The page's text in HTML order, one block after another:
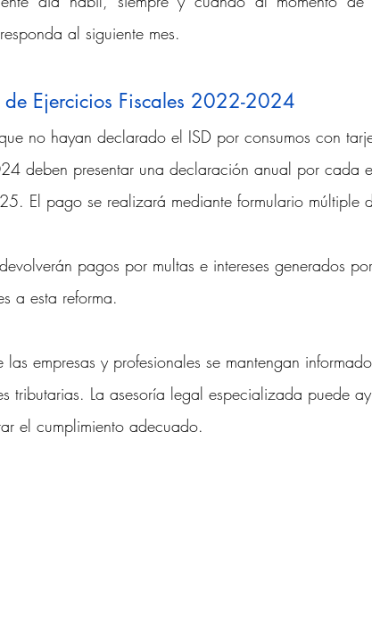
al siguiente mes.
de Ejercicios Fiscales 2022-2024
no hayan declarado el ISD por consumos con
deben presentar una declaración anual por cada
El pago se realizará mediante formulario múltiple
pagos por multas e intereses generados
a esta reforma.
las empresas y profesionales se mantengan
tributarias. La asesoría legal especializada puede
el cumplimiento adecuado.